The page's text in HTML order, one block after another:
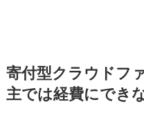
寄付型クラウドフ
主では経費にでき